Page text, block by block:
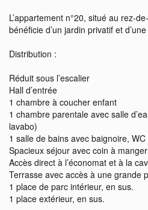
L’appartement n°20, situé au rez-
bénéficie d’un jardin privatif et
Distribution :
Réduit sous l’escalier
Hall d’entrée
1 chambre à coucher enfant
1 chambre parentale avec salle
lavabo)
1 salle de bains avec baignoire,
Spacieux séjour avec coin à
Accès direct à l’économat et à la
Terrasse avec accès à une grande
1 place de parc intérieur, en sus.
1 place extérieur, en sus.